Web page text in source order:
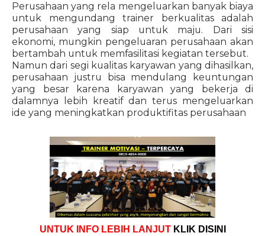
Perusahaan yang rela mengeluarkan banyak biaya
untuk mengundang trainer berkualitas adalah
perusahaan yang siap untuk maju. Dari sisi
ekonomi, mungkin pengeluaran perusahaan akan
bertambah untuk memfasilitasi kegiatan tersebut.
Namun dari segi kualitas karyawan yang dihasilkan,
perusahaan justru bisa mendulang keuntungan
yang besar karena karyawan yang bekerja di
dalamnya lebih kreatif dan terus mengeluarkan
ide yang meningkatkan produktifitas perusahaan
UNTUK INFO LEBIH LANJUT KLIK DISINI